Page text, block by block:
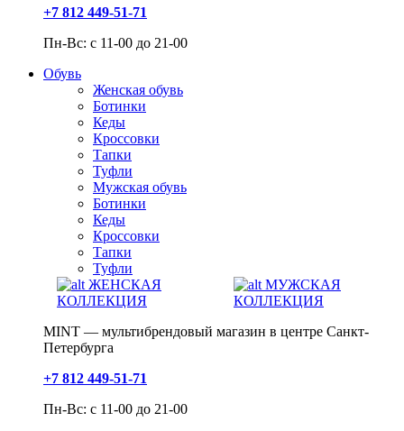
+7 812 449-51-71
Пн-Вс: с 11-00 до 21-00
Обувь
Женская обувь
Ботинки
Кеды
Кроссовки
Тапки
Туфли
Мужская обувь
Ботинки
Кеды
Кроссовки
Тапки
Туфли
ЖЕНСКАЯ
КОЛЛЕКЦИЯ
МУЖСКАЯ
КОЛЛЕКЦИЯ
MINT — мультибрендовый магазин в центре Санкт-
Петербурга
+7 812 449-51-71
Пн-Вс: с 11-00 до 21-00